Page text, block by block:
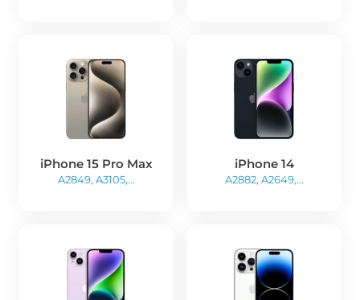
iPhone 15 Pro Max
A2849, A3105,...
iPhone 14
A2882, A2649,...